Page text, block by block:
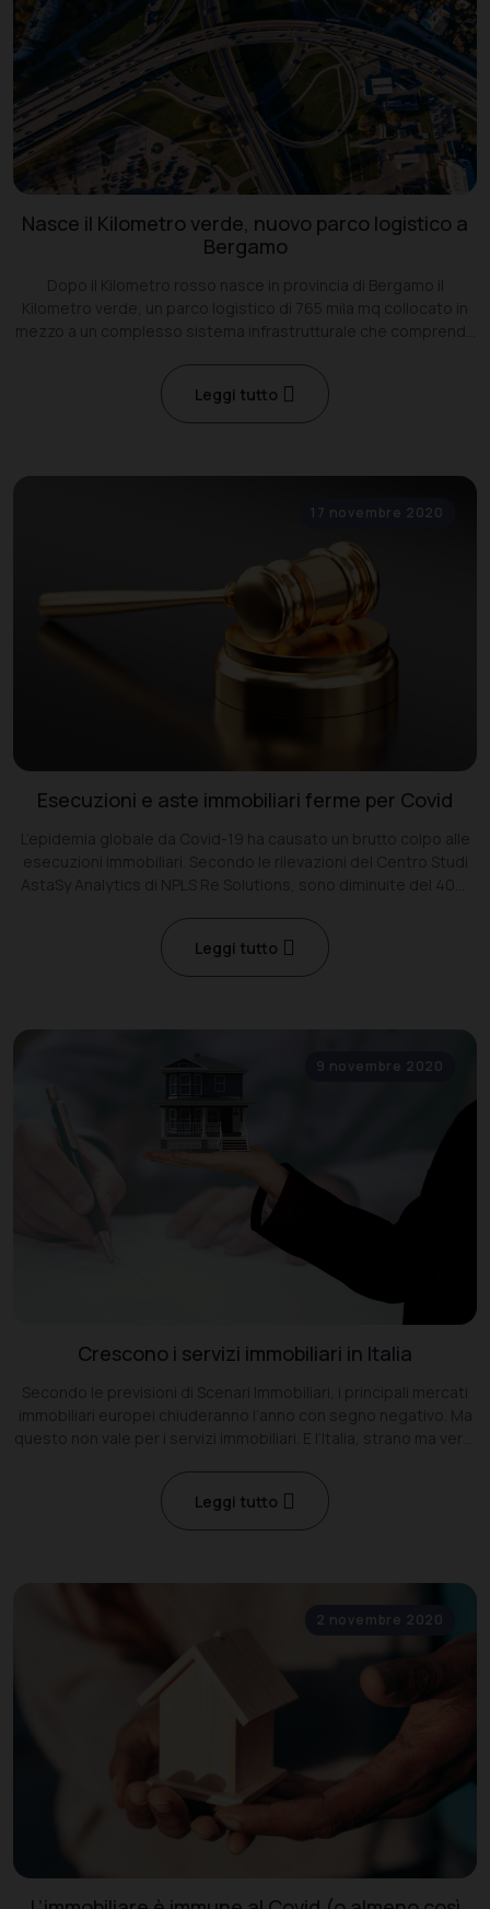
Nasce il Kilometro verde, nuovo parco logistico a
Bergamo
Dopo il Kilometro rosso nasce in provincia di Bergamo il
Kilometro verde, un parco logistico di 765 mila mq collocato in
mezzo a un complesso sistema infrastrutturale che comprende
Leggi tutto
17 novembre 2020
Esecuzioni e aste immobiliari ferme per Covid
L’epidemia globale da Covid-19 ha causato un brutto colpo alle
esecuzioni immobiliari. Secondo le rilevazioni del Centro Studi
AstaSy Analytics di NPLS Re Solutions, sono diminuite del 40%
Leggi tutto
9 novembre 2020
Crescono i servizi immobiliari in Italia
Secondo le previsioni di Scenari Immobiliari, i principali mercati
immobiliari europei chiuderanno l’anno con segno negativo. Ma
questo non vale per i servizi immobiliari. E l’Italia, strano ma vero,
Leggi tutto
2 novembre 2020